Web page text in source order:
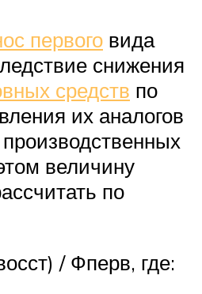
первого вида
снижения
средств по
их аналогов
величину
по
/ Фперв, где: